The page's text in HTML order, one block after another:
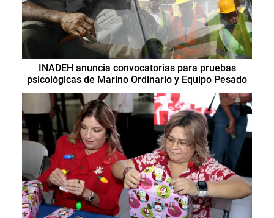
INADEH anuncia convocatorias para pruebas
psicológicas de Marino Ordinario y Equipo Pesado